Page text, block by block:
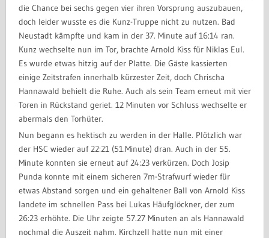
die Chance bei sechs gegen vier ihren Vorsprung auszubauen,
doch leider wusste es die Kunz-Truppe nicht zu nutzen. Bad
Neustadt kämpfte und kam in der 37. Minute auf 16:14 ran.
Kunz wechselte nun im Tor, brachte Arnold Kiss für Niklas Eul.
Es wurde etwas hitzig auf der Platte. Die Gäste kassierten
einige Zeitstrafen innerhalb kürzester Zeit, doch Chrischa
Hannawald behielt die Ruhe. Auch als sein Team erneut mit vier
Toren in Rückstand geriet. 12 Minuten vor Schluss wechselte er
abermals den Torhüter.
Nun begann es hektisch zu werden in der Halle. Plötzlich war
der HSC wieder auf 22:21 (51.Minute) dran. Auch in der 55.
Minute konnten sie erneut auf 24:23 verkürzen. Doch Josip
Punda konnte mit einem sicheren 7m-Strafwurf wieder für
etwas Abstand sorgen und ein gehaltener Ball von Arnold Kiss
landete im schnellen Pass bei Lukas Häufglöckner, der zum
26:23 erhöhte. Die Uhr zeigte 57.27 Minuten an als Hannawald
nochmal die Auszeit nahm. Kirchzell hatte nun mit einer